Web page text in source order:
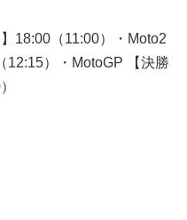
18:00（11:00）・Moto2
12:15）・MotoGP 【決勝